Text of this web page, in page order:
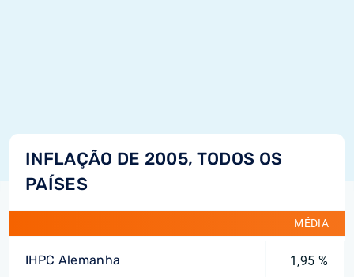
INFLAÇÃO DE 2005, TODOS OS
PAÍSES
MÉDIA
IHPC Alemanha 1,95 %